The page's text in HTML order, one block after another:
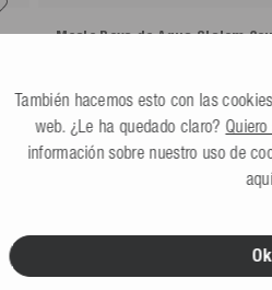
Mesle Boya de Agua Slalom
14,99 €
También hacemos esto con las
web. ¿Le ha quedado claro?
información sobre nuestro uso de
Ok